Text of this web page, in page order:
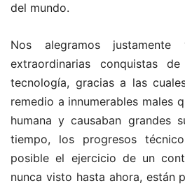
del mundo.
Nos alegramos
extraordinarias conquistas
tecnología, gracias a las
remedio a innumerables males
humana y causaban grandes
tiempo, los progresos
posible el ejercicio de un
nunca visto hasta ahora, están